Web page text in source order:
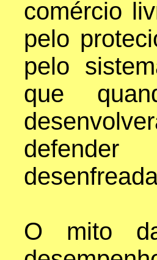
comércio
pelo
pelo
que
defender
O mito